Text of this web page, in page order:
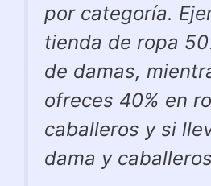
por categoría.
tienda de ropa
de damas,
ofreces 40% en
caballeros y si
dama y